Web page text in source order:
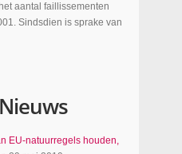
aantal faillissementen
Sindsdien is sprake van
EU-natuurregels houden,